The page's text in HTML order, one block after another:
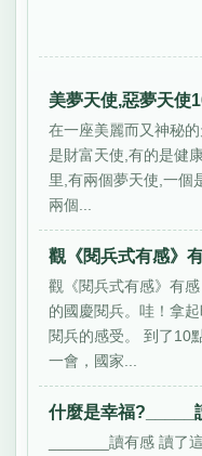
美夢天使,惡夢天使
在一座美麗而又神秘
是財富天使,有的是健
里,有兩個夢天使,一個
兩個...
觀《閱兵式有感》
觀《閱兵式有感》有
的國慶閱兵。哇！拿
閱兵的感受。 到了10
一會，國家...
什麼是幸福?_____
_______讀有感 讀了